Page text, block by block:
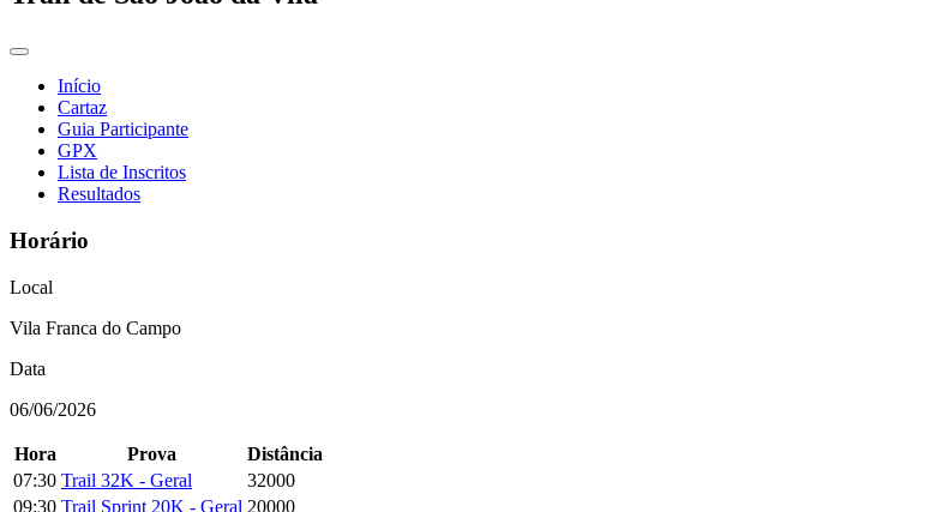
Início
Cartaz
Guia Participante
GPX
Lista de Inscritos
Resultados
Horário
Local
Vila Franca do Campo
Data
06/06/2026
Hora Prova
Distância
07:30 Trail 32K - Geral
32000
09:30 Trail Sprint 20K - Geral 20000